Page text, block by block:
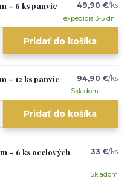
– 6 ks panvic 49,90 €/ks
expedícia 3-5 dní
Pridať do košíka
– 12 ks panvic 94,90 €/ks
Skladom
Pridať do košíka
– 6 ks ocelových
33 €/ks
Skladom